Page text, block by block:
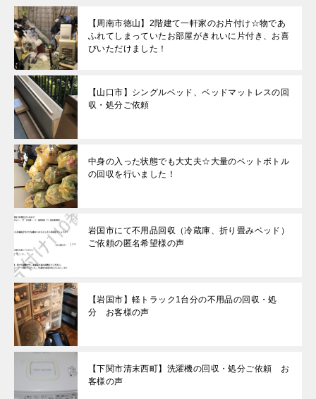
【周南市徳山】2階建て一軒家のお片付け☆物であ
ふれてしまっていたお部屋がきれいに片付き、お喜
びいただけました！
【山口市】シングルベッド、ベッドマットレスの回
収・処分ご依頼
中身の入った状態でも大丈夫☆大量のペットボトル
の回収を行いました！
岩国市にて不用品回収（冷蔵庫、折り畳みベッド）
ご依頼の匿名希望様の声
【岩国市】軽トラック1台分の不用品の回収・処
分 お客様の声
【下関市清末西町】洗濯機の回収・処分ご依頼 お
客様の声